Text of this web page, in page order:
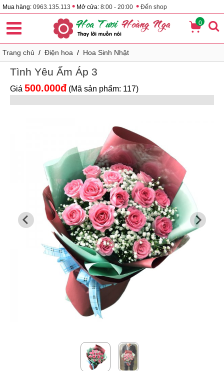
Mua hàng: 0963.135.113 • Mở cửa: 8:00 - 20:00 • Đến shop
0
Trang chủ / Điện hoa / Hoa Sinh Nhật
Tình Yêu Ấm Áp 3
Giá 500.000đ (Mã sản phẩm: 117)